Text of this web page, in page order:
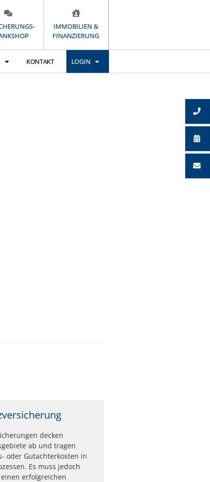
IMMOBILIEN &
FINANZIERUNG
KONTAKT LOGIN
decken
ab und tragen
oder Gutachterkosten in
Es muss jedoch
erfolgreichen